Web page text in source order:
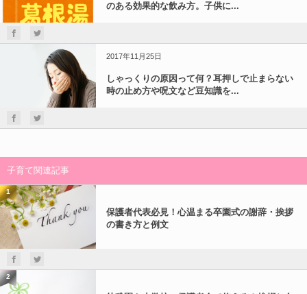
のある効果的な飲み方。子供に...
2017年11月25日
しゃっくりの原因って何？耳押しで止まらない
時の止め方や呪文など豆知識を...
子育て関連記事
1
保護者代表必見！心温まる卒園式の謝辞・挨拶
の書き方と例文
2